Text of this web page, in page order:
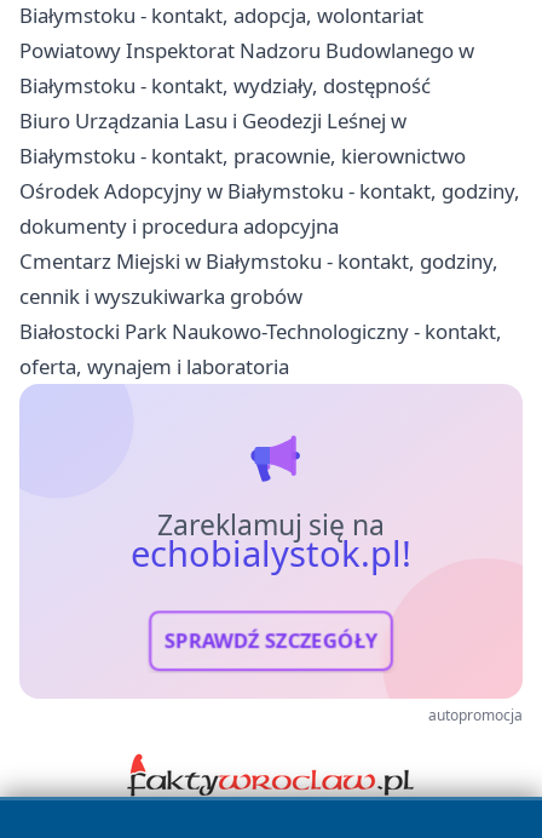
Białymstoku - kontakt, adopcja, wolontariat
Powiatowy Inspektorat Nadzoru Budowlanego w
Białymstoku - kontakt, wydziały, dostępność
Biuro Urządzania Lasu i Geodezji Leśnej w
Białymstoku - kontakt, pracownie, kierownictwo
Ośrodek Adopcyjny w Białymstoku - kontakt, godziny,
dokumenty i procedura adopcyjna
Cmentarz Miejski w Białymstoku - kontakt, godziny,
cennik i wyszukiwarka grobów
Białostocki Park Naukowo-Technologiczny - kontakt,
oferta, wynajem i laboratoria
Zareklamuj się na
echobialystok.pl!
SPRAWDŹ SZCZEGÓŁY
autopromocja